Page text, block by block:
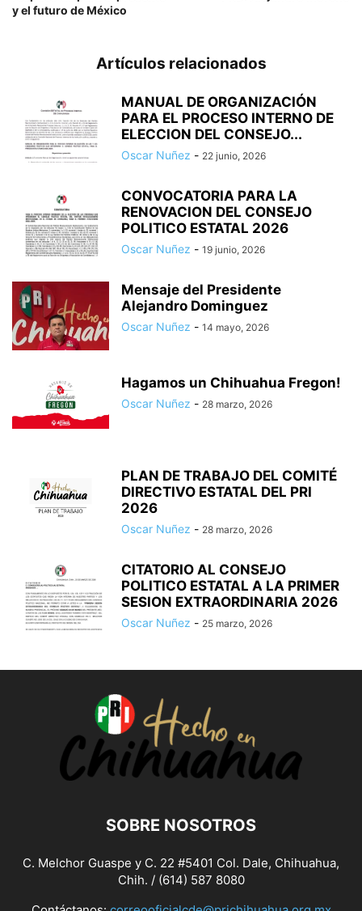
y el futuro de México
Artículos relacionados
MANUAL DE ORGANIZACIÓN
PARA EL PROCESO INTERNO DE
ELECCION DEL CONSEJO...
Oscar Nuñez - 22 junio, 2026
CONVOCATORIA PARA LA
RENOVACION DEL CONSEJO
POLITICO ESTATAL 2026
Oscar Nuñez - 19 junio, 2026
Mensaje del Presidente
Alejandro Dominguez
Oscar Nuñez - 14 mayo, 2026
Hagamos un Chihuahua Fregon!
Oscar Nuñez - 28 marzo, 2026
PLAN DE TRABAJO DEL COMITÉ
DIRECTIVO ESTATAL DEL PRI
2026
Oscar Nuñez - 28 marzo, 2026
CITATORIO AL CONSEJO
POLITICO ESTATAL A LA PRIMER
SESION EXTRAORDINARIA 2026
Oscar Nuñez - 25 marzo, 2026
SOBRE NOSOTROS
C. Melchor Guaspe y C. 22 #5401 Col. Dale, Chihuahua,
Chih. / (614) 587 8080